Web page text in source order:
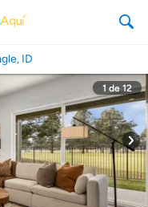
ID
1 de 12